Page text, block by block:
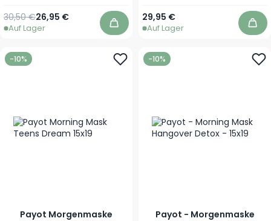
Sonderpreis
26,95 €
Regulärer Preis
30,50 €
Auf Lager In den Warenkorb
29,95 €
Auf Lager In
-10%
Payot Morgenmaske
-10%
Payot - Morgenmaske